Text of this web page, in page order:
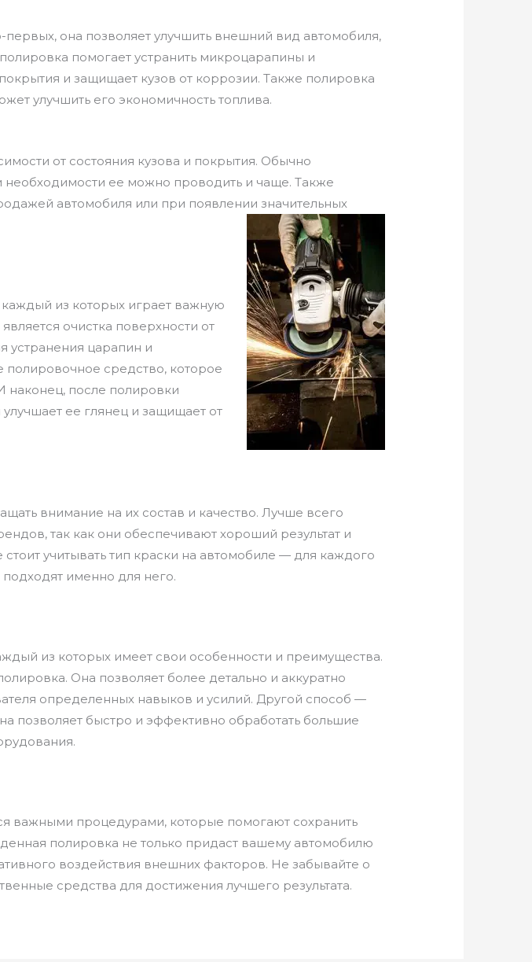
она позволяет улучшить внешний вид автомобиля,
помогает устранить микроцарапины и
и защищает кузов от коррозии. Также полировка
улучшить его экономичность топлива.
от состояния кузова и покрытия. Обычно
необходимости ее можно проводить и чаще. Также
автомобиля или при появлении значительных
из которых играет важную
очистка поверхности от
устранения царапин и
полировочное средство, которое
наконец, после полировки
ее глянец и защищает от
внимание на их состав и качество. Лучше всего
так как они обеспечивают хороший результат и
учитывать тип краски на автомобиле — для каждого
именно для него.
из которых имеет свои особенности и преимущества.
Она позволяет более детально и аккуратно
определенных навыков и усилий. Другой способ —
позволяет быстро и эффективно обработать большие
важными процедурами, которые помогают сохранить
полировка не только придаст вашему автомобилю
воздействия внешних факторов. Не забывайте о
средства для достижения лучшего результата.